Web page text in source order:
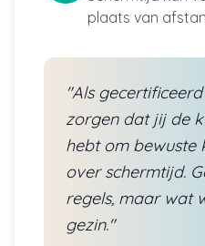
plaats van
"Als
zorgen dat jij de
hebt om bewuste
over schermtijd.
regels, maar wat
gezin."